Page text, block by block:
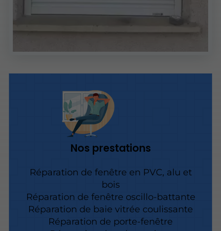
Nos prestations
Réparation de fenêtre en PVC, alu et
bois
Réparation de fenêtre oscillo-battante
Réparation de baie vitrée coulissante
Réparation de porte-fenêtre